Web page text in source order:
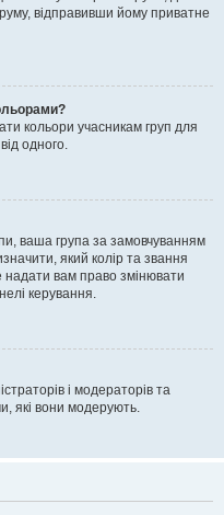
відправивши йому приватне
кольори учасникам груп для
одного.
ваша група за замовчуванням
який колір та звання
надати вам право змінювати
керування.
і модераторів та
які вони модерують.